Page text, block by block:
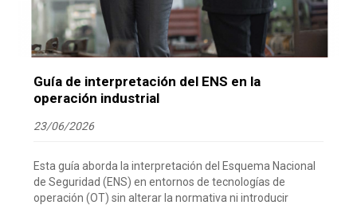
Guía de interpretación del ENS en la
operación industrial
23/06/2026
Esta guía aborda la interpretación del Esquema Nacional
de Seguridad (ENS) en entornos de tecnologías de
operación (OT) sin alterar la normativa ni introducir